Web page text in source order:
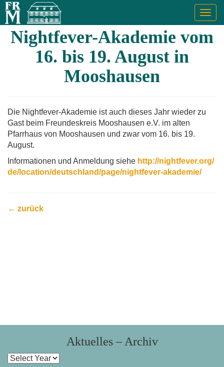
Nightfever-Akademie vom
16. bis 19. August in
Mooshausen
Die Nightfever-Akademie ist auch dieses Jahr wieder zu
Gast beim Freundeskreis Mooshausen e.V. im alten
Pfarrhaus von Mooshausen und zwar vom 16. bis 19.
August.
Informationen und Anmeldung siehe http://nightfever.org/
de/location/deutschland/page/nightfever-akademie/
← zurück
Aktuelles – Archiv